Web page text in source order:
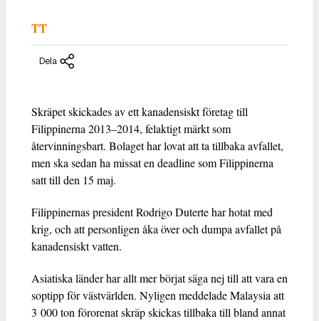
TT
Dela
Skräpet skickades av ett kanadensiskt företag till
Filippinerna 2013–2014, felaktigt märkt som
återvinningsbart. Bolaget har lovat att ta tillbaka avfallet,
men ska sedan ha missat en deadline som Filippinerna
satt till den 15 maj.
Filippinernas president Rodrigo Duterte har hotat med
krig, och att personligen åka över och dumpa avfallet på
kanadensiskt vatten.
Asiatiska länder har allt mer börjat säga nej till att vara en
soptipp för västvärlden. Nyligen meddelade Malaysia att
3 000 ton förorenat skräp skickas tillbaka till bland annat